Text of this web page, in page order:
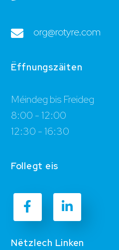
org@rotyre.com
Ëffnungszäiten
Méindeg bis Freideg
8:00 - 12:00
12:30 - 16:30
Follegt eis
Nëtzlech Linken